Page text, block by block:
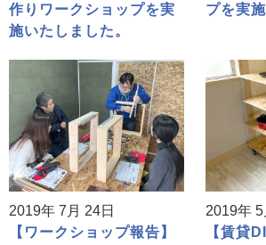
作りワークショップを実
施いたしました。
プを実
2019年 7月 24日
【ワークショップ報告】
2019年 5
【賃貸